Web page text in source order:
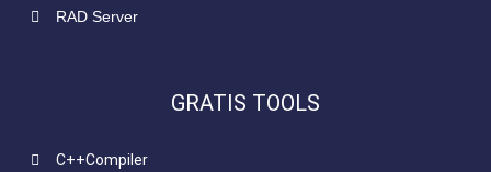
RAD Server
GRATIS TOOLS
C++Compiler